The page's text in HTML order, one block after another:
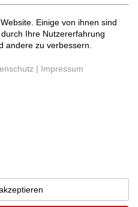
Einige von ihnen sind
Ihre Nutzererfahrung
andere zu verbessern.
| Impressum